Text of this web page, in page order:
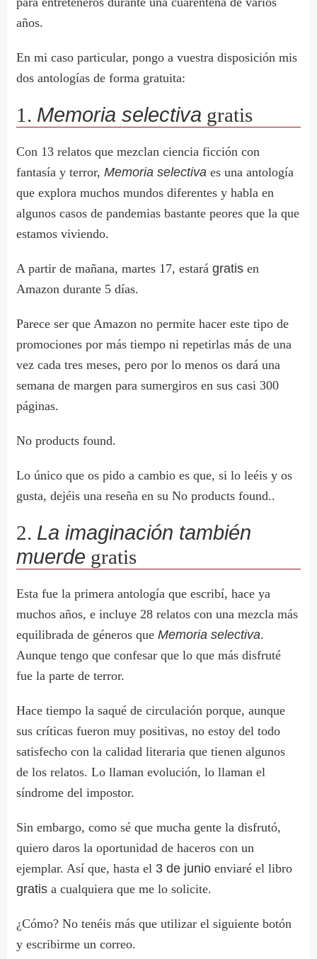
años.
En mi caso particular, pongo a vuestra disposición mis
dos antologías de forma gratuita:
1. Memoria selectiva gratis
Con 13 relatos que mezclan ciencia ficción con
fantasía y terror,Memoria selectiva es una antología
que explora muchos mundos diferentes y habla en
algunos casos de pandemias bastante peores que la que
estamos viviendo.
A partir de mañana, martes 17, estarágratis en
Amazon durante 5 días.
Parece ser que Amazon no permite hacer este tipo de
promociones por más tiempo ni repetirlas más de una
vez cada tres meses, pero por lo menos os dará una
semana de margen para sumergiros en sus casi 300
páginas.
No products found.
Lo único que os pido a cambio es que, si lo leéis y os
gusta, dejéis una reseña en suNo products found..
2. La imaginación también
muerde gratis
Esta fue la primera antología que escribí, hace ya
muchos años, e incluye 28 relatos con una mezcla más
equilibrada de géneros queMemoria selectiva.
Aunque tengo que confesar que lo que más disfruté
fue la parte de terror.
Hace tiempo la saqué de circulación porque, aunque
sus críticas fueron muy positivas, no estoy del todo
satisfecho con la calidad literaria que tienen algunos
de los relatos. Lo llaman evolución, lo llaman el
síndrome del impostor.
Sin embargo, como sé que mucha gente la disfrutó,
quiero daros la oportunidad de haceros con un
ejemplar. Así que, hasta el 3 de junio enviaré el libro
gratis a cualquiera que me lo solicite.
¿Cómo? No tenéis más que utilizar el siguiente botón
y escribirme un correo.